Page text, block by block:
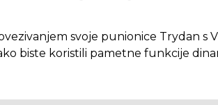
svoje punionice Trydan
biste koristili pametne funkcije